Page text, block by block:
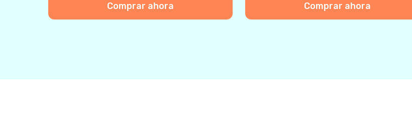
Comprar ahora Comprar ahora